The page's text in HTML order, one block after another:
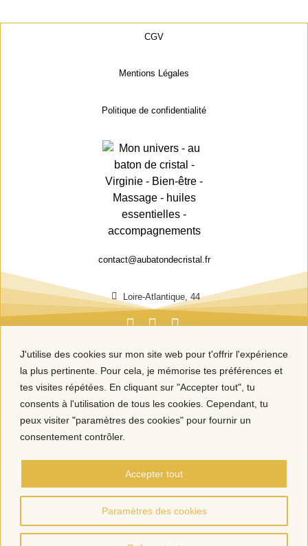
J'utilise des cookies sur mon site web pour t'offrir l'expérience
la plus pertinente. Pour cela, je mémorise tes préférences et
tes visites répétées. En cliquant sur "Accepter tout", tu
consents à l'utilisation de tous les cookies. Cependant, tu
peux visiter "paramètres des cookies" pour fournir un
consentement contrôler.
Paramètres des cookies
Accepter tout
CGV
Mentions Légales
Politique de confidentialité
contact@aubatondecristal.fr
Loire-Atlantique, 44